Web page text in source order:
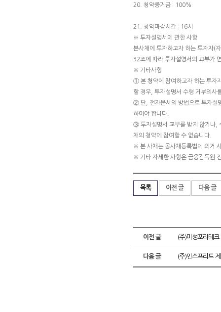
20. 청약증거금 : 100%
21. 청약마감시간 : 16시
※ 투자설명서에 관한 사항
본사채에 투자하고자 하는 투자자(
32조에 따라 투자설명서의 교부가
※ 기타사항
① 본 청약에 참여하고자 하는 투자
할 경우, 투자설명서 수령 거부의사
② 단, 전자문서의 방법으로 투자설
하여야 합니다.
③ 투자설명서 교부를 받지 않거나,
채의 청약에 참여할 수 없습니다.
※ 본 사채는 공사채등록법에 의거
※ 기타 자세한 사항은 금융감독원
목록 이전 글 다음 글
이전 글 (주)미성포리테
다음 글 (주)인스프리트